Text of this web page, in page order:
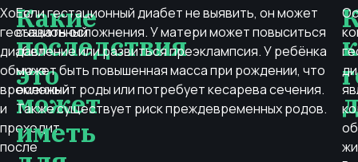
Хотя
гестационный
диабет
обычно
временный
и
проходит
после
Какие
последствия
это
может
иметь
Если гестационный диабет не выявить, он может
вызвать осложнения. У матери может повыситься
давление или развиться преэклампсия. У ребёнка
может быть повышенная масса при рождении, что
осложнит роды или потребует кесарева сечения.
Также существует риск преждевременных родов.